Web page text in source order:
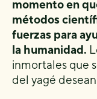
momento en
métodos
fuerzas para
la humanidad.
inmortales que
del yagé